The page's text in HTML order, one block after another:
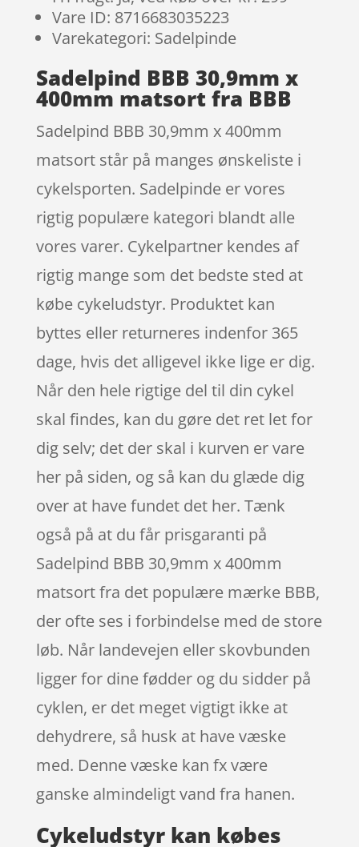
Vare ID: 8716683035223
Varekategori: Sadelpinde
Sadelpind BBB 30,9mm x
400mm matsort fra BBB
Sadelpind BBB 30,9mm x 400mm
matsort står på manges ønskeliste i
cykelsporten. Sadelpinde er vores
rigtig populære kategori blandt alle
vores varer. Cykelpartner kendes af
rigtig mange som det bedste sted at
købe cykeludstyr. Produktet kan
byttes eller returneres indenfor 365
dage, hvis det alligevel ikke lige er dig.
Når den hele rigtige del til din cykel
skal findes, kan du gøre det ret let for
dig selv; det der skal i kurven er vare
her på siden, og så kan du glæde dig
over at have fundet det her. Tænk
også på at du får prisgaranti på
Sadelpind BBB 30,9mm x 400mm
matsort fra det populære mærke BBB,
der ofte ses i forbindelse med de store
løb. Når landevejen eller skovbunden
ligger for dine fødder og du sidder på
cyklen, er det meget vigtigt ikke at
dehydrere, så husk at have væske
med. Denne væske kan fx være
ganske almindeligt vand fra hanen.
Cykeludstyr kan købes